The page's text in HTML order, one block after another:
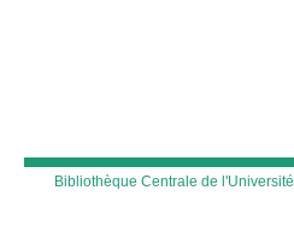
Bibliothèque Centrale de